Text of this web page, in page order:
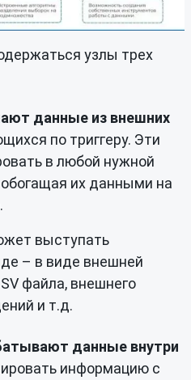
узлы трех
данные из внешних
по триггеру. Эти
в любой нужной
их данными на
выступать
– в виде внешней
файла, внешнего
и т.д.
данные внутри
информацию с